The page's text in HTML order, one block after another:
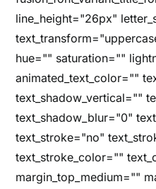
line_height="26px"
hue="" saturation=""
animated_text_color=""
text_shadow_vertical=""
text_shadow_blur="0"
text_stroke="no"
text_stroke_color=""
margin_top_medium=""